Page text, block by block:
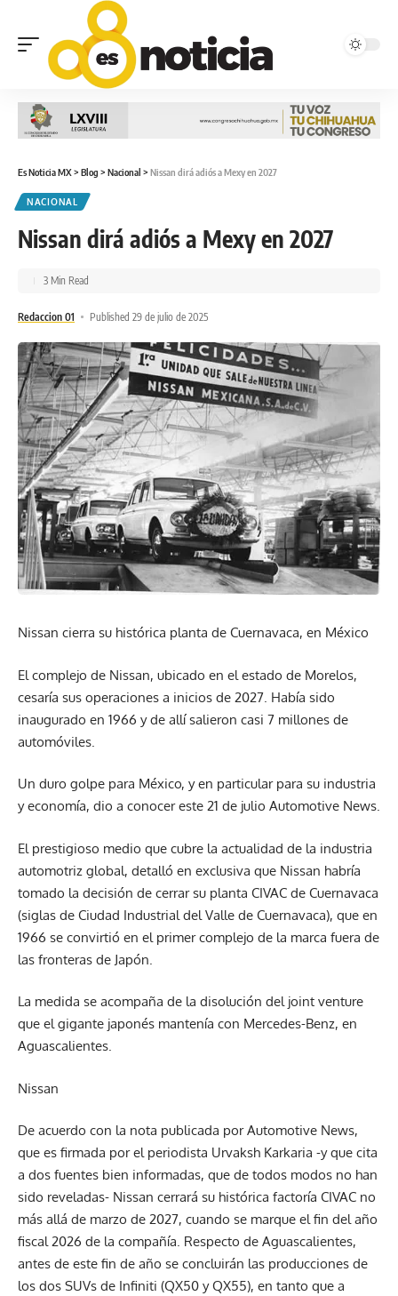
Es Noticia MX> Blog > Nacional > Nissan dirá adiós a Mexy en 2027
NACIONAL
Nissan dirá adiós a Mexy en 2027
Redaccion 01 Published 29 de julio de 2025
3 Min Read
Nissan cierra su histórica planta de Cuernavaca, en México
El complejo de Nissan, ubicado en el estado de Morelos,
cesaría sus operaciones a inicios de 2027. Había sido
inaugurado en 1966 y de allí salieron casi 7 millones de
automóviles.
Un duro golpe para México, y en particular para su industria
y economía, dio a conocer este 21 de julio Automotive News.
El prestigioso medio que cubre la actualidad de la industria
automotriz global, detalló en exclusiva que Nissan habría
tomado la decisión de cerrar su planta CIVAC de Cuernavaca
(siglas de Ciudad Industrial del Valle de Cuernavaca), que en
1966 se convirtió en el primer complejo de la marca fuera de
las fronteras de Japón.
La medida se acompaña de la disolución del joint venture
que el gigante japonés mantenía con Mercedes-Benz, en
Aguascalientes.
Nissan
De acuerdo con la nota publicada por Automotive News,
que es firmada por el periodista Urvaksh Karkaria -y que cita
a dos fuentes bien informadas, que de todos modos no han
sido reveladas- Nissan cerrará su histórica factoría CIVAC no
más allá de marzo de 2027, cuando se marque el fin del año
fiscal 2026 de la compañía. Respecto de Aguascalientes,
antes de este fin de año se concluirán las producciones de
los dos SUVs de Infiniti (QX50 y QX55), en tanto que a